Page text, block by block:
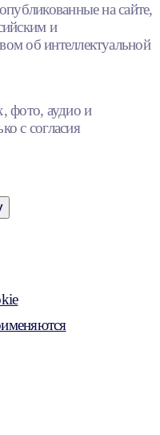
на сайте,
и
об интеллектуальной
фото, аудио и
с согласия